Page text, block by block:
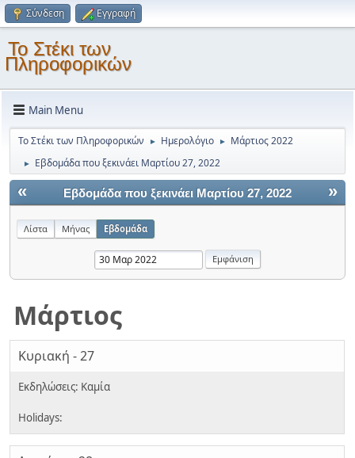
Σύνδεση Εγγραφή
Το Στέκι των
Πληροφορικών
Main Menu
Το Στέκι των Πληροφορικών ► Ημερολόγιο ► Μάρτιος 2022
► Εβδομάδα που ξεκινάει Μαρτίου 27, 2022
« »
Εβδομάδα που ξεκινάει Μαρτίου 27, 2022
Λίστα Μήνας Εβδομάδα
Μάρτιος
Κυριακή - 27